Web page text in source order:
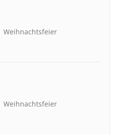
Weihnachtsfeier
Weihnachtsfeier